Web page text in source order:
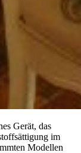
Gerät, das
im
Modellen